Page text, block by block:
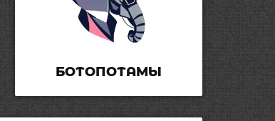
БОТОПОТАМЫ